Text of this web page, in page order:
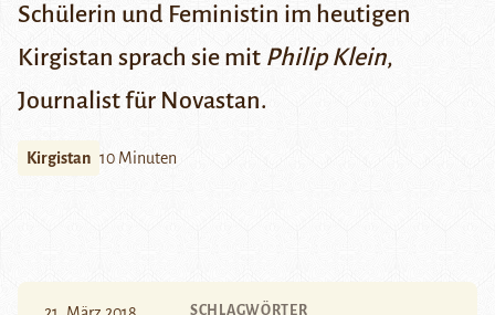
Schülerin und Feministin im heutigen
Kirgistan sprach sie mit Philip Klein,
Journalist für Novastan.
Kirgistan 10 Minuten
SCHLAGWÖRTER